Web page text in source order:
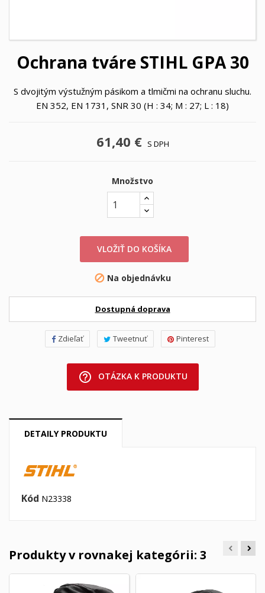
Ochrana tváre STIHL GPA 30
S dvojitým výstužným pásikom a tlmičmi na ochranu sluchu.
EN 352, EN 1731, SNR 30 (H : 34; M : 27; L : 18)
61,40 € S DPH
Množstvo
VLOŽIŤ DO KOŠÍKA
 Na objednávku
Dostupná doprava
Zdieľať Tweetnuť Pinterest
help_outline OTÁZKA K PRODUKTU
DETAILY PRODUKTU
Kód N23338
Produkty v rovnakej kategórii: 3